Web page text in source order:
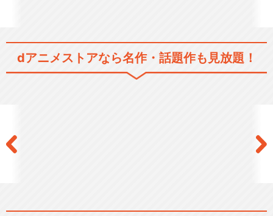
dアニメストアなら名作・話題作も見放題！